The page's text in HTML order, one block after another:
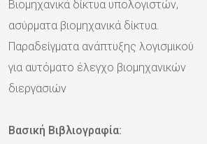
Βιομηχανικά δίκτυα υπολογιστών,
ασύρματα βιομηχανικά δίκτυα.
Παραδείγματα ανάπτυξης λογισμικού
για αυτόματο έλεγχο βιομηχανικών
διεργασιών
Βασική Βιβλιογραφία: